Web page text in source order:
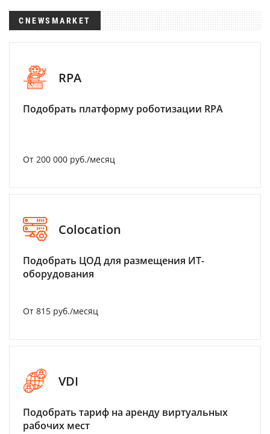
CNEWSMARKET
RPA
Подобрать платформу роботизации RPA
От 200 000 руб./месяц
Colocation
Подобрать ЦОД для размещения ИТ-
оборудования
От 815 руб./месяц
VDI
Подобрать тариф на аренду виртуальных
рабочих мест